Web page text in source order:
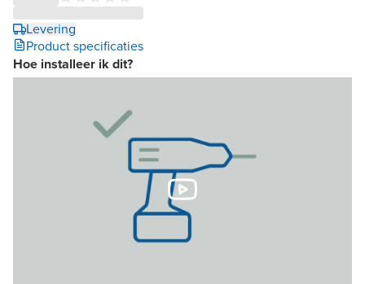
Levering
Product specificaties
Hoe installeer ik dit?